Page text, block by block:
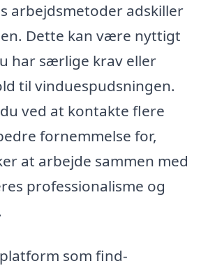
arbejdsmetoder adskiller
Dette kan være nyttigt
har særlige krav eller
til vinduespudsningen.
ved at kontakte flere
fornemmelse for,
at arbejde sammen med
professionalisme og
som find-